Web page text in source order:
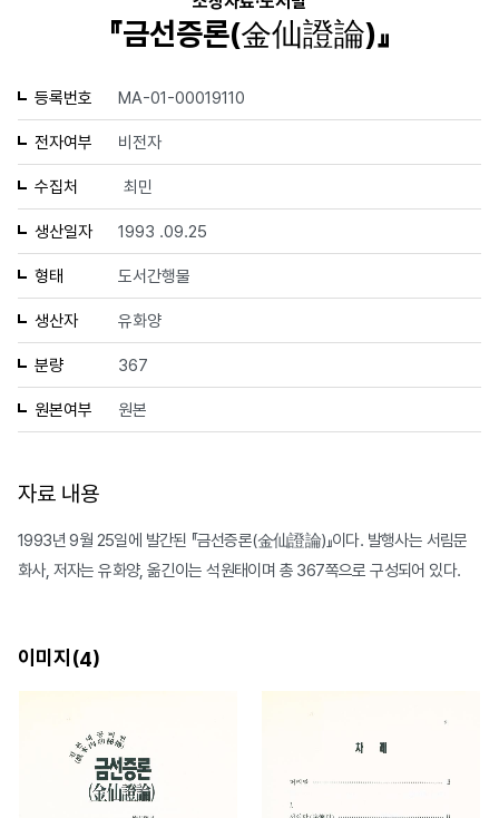
『금선증론(金仙證論)』
등록번호 MA-01-00019110
전자여부 비전자
수집처 최민
생산일자 1993 .09.25
형태 도서간행물
생산자 유화양
분량 367
원본여부 원본
자료 내용
1993년 9월 25일에 발간된 『금선증론(金仙證論)』이다. 발행사는 서림문
화사, 저자는 유화양, 옮긴이는 석원태이며 총 367쪽으로 구성되어 있다.
이미지(4)